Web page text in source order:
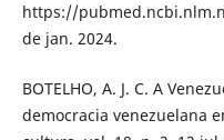
https://
de jan. 2024.
BOTELHO, A. J. C. A
democracia venezuelana